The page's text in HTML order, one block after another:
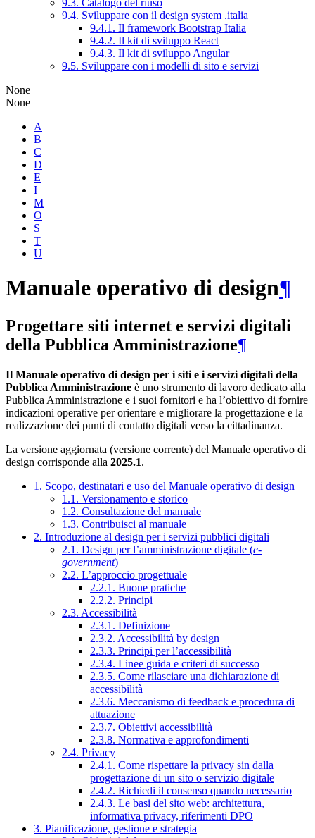
9.3. Catalogo del riuso
9.4. Sviluppare con il design system .italia
9.4.1. Il framework Bootstrap Italia
9.4.2. Il kit di sviluppo React
9.4.3. Il kit di sviluppo Angular
9.5. Sviluppare con i modelli di sito e servizi
None
None
A
B
C
D
E
I
M
O
S
T
U
Manuale operativo di design¶
Progettare siti internet e servizi digitali
della Pubblica Amministrazione¶
Il Manuale operativo di design per i siti e i servizi digitali della
Pubblica Amministrazione è uno strumento di lavoro dedicato alla
Pubblica Amministrazione e i suoi fornitori e ha l’obiettivo di fornire
indicazioni operative per orientare e migliorare la progettazione e la
realizzazione dei punti di contatto digitali verso la cittadinanza.
La versione aggiornata (versione corrente) del Manuale operativo di
design corrisponde alla 2025.1.
1. Scopo, destinatari e uso del Manuale operativo di design
1.1. Versionamento e storico
1.2. Consultazione del manuale
1.3. Contribuisci al manuale
2. Introduzione al design per i servizi pubblici digitali
2.1. Design per l’amministrazione digitale (e-
government)
2.2. L’approccio progettuale
2.2.1. Buone pratiche
2.2.2. Principi
2.3. Accessibilità
2.3.1. Definizione
2.3.2. Accessibilità by design
2.3.3. Principi per l’accessibilità
2.3.4. Linee guida e criteri di successo
2.3.5. Come rilasciare una dichiarazione di
accessibilità
2.3.6. Meccanismo di feedback e procedura di
attuazione
2.3.7. Obiettivi accessibilità
2.3.8. Normativa e approfondimenti
2.4. Privacy
2.4.1. Come rispettare la privacy sin dalla
progettazione di un sito o servizio digitale
2.4.2. Richiedi il consenso quando necessario
2.4.3. Le basi del sito web: architettura,
informativa privacy, riferimenti DPO
3. Pianificazione, gestione e strategia